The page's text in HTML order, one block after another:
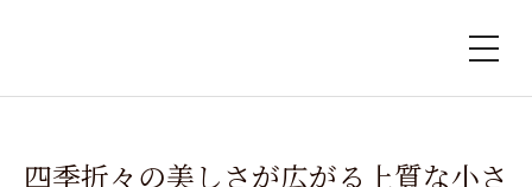
四季折々の美しさが広がる上質な小さ